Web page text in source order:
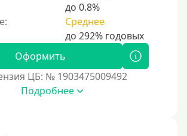
офиса
до 0.8%
Среднее
Оформить
ЦБ: № 1903475009492
Подробнее